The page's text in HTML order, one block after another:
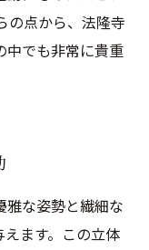
の点から、法隆寺
中でも非常に貴重
雅な姿勢と繊細な
ます。この立体